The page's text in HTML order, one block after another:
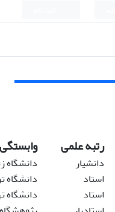
رتبه علمی
دانشیار
دانشگاه
استاد
دانشگاه
استاد
دانشگاه